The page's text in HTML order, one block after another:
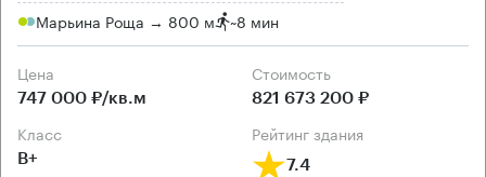
Марьина Роща → 800 м ~8 мин
Цена
747 000 ₽/кв.м
Cтоимость
821 673 200 ₽
класс
B+
рейтинг здания
7.4